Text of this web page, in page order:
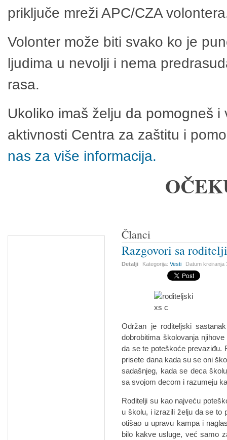
priključe mreži APC/CZA
Volonter može biti svako ko je
ljudima u nevolji i nema
rasa.
Ukoliko imaš želju da pomogneš
aktivnosti Centra za zaštitu i
nas za više informacija.
Članci
Razgovori sa
Detalji Kategorija:Vesti Datum kreiranja
Održan je roditeljski
dobrobitima školovanja
da se te poteškoće prevaziđu.
prisete dana kada su se oni
sadašnjeg, kada se deca
sa svojom decom i razumeju
Roditelji su kao najveću
u školu, i izrazili želju da se to
otišao u upravu kampa i
bilo kakve usluge, već samo